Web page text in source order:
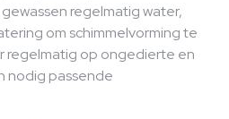
regelmatig water,
om schimmelvorming te
regelmatig op ongedierte en
nodig passende